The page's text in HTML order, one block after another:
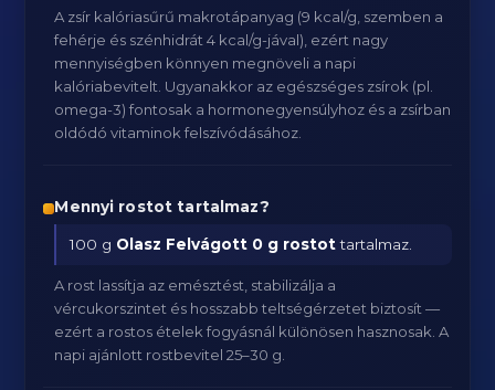
A zsír kalóriasűrű makrotápanyag (9 kcal/g, szemben a
fehérje és szénhidrát 4 kcal/g-jával), ezért nagy
mennyiségben könnyen megnöveli a napi
kalóriabevitelt. Ugyanakkor az egészséges zsírok (pl.
omega-3) fontosak a hormonegyensúlyhoz és a zsírban
oldódó vitaminok felszívódásához.
Mennyi rostot tartalmaz?
100 g Olasz Felvágott 0 g rostottartalmaz.
A rost lassítja az emésztést, stabilizálja a
vércukorszintet és hosszabb teltségérzetet biztosít —
ezért a rostos ételek fogyásnál különösen hasznosak. A
napi ajánlott rostbevitel 25–30 g.